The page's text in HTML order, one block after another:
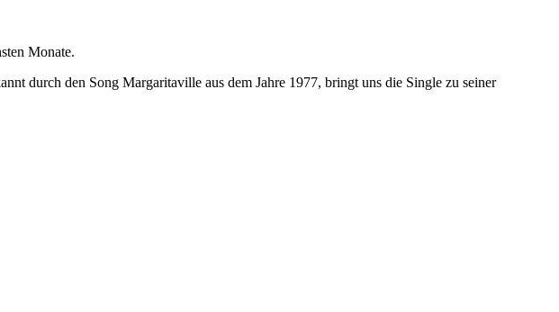
Monate.
durch den Song Margaritaville aus dem Jahre 1977, bringt uns die Single zu seiner